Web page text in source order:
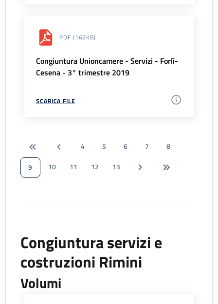
PDF (162KB)
Congiuntura Unioncamere - Servizi - Forlì-
Cesena - 3° trimestre 2019
SCARICA FILE
4 5 6 7
8
9
10 11 12 13
Congiuntura servizi e
costruzioni Rimini
Volumi